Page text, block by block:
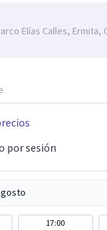
Elías Calles, Ermita,
por sesión
17:00